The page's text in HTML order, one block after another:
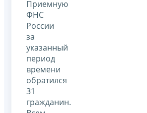
Приемную
ФНС
России
за
указанный
период
времени
обратился
31
гражданин.